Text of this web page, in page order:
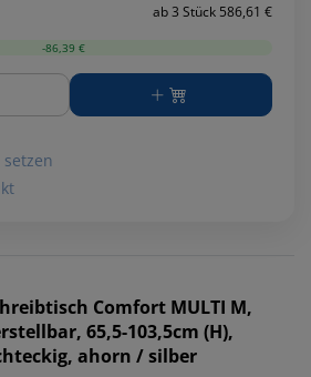
ab 3 Stück 586,61 €
-86,39 €
Comfort MULTI M,
65,5-103,5cm (H),
ahorn / silber